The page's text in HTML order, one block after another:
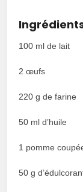
100 ml de lait
2 œufs
220 g de farine
50 ml d’huile
1 pomme
50 g